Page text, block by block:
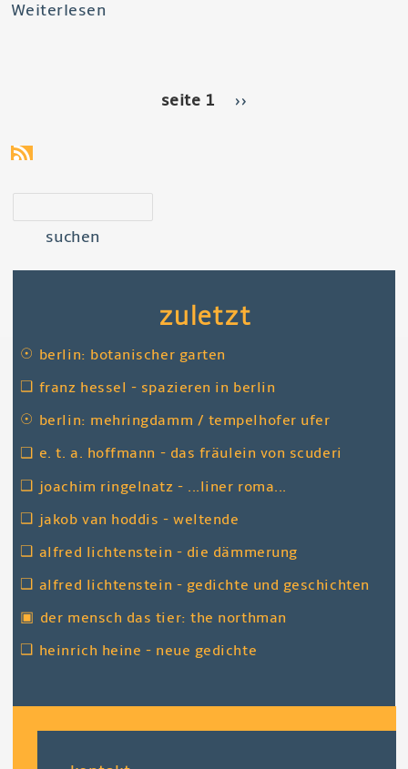
Weiterlesen
seitennummerierung
seite 1
nächste
››
zuletzt
☉ berlin: botanischer garten
❑ franz hessel - spazieren in berlin
☉ berlin: mehringdamm / tempelhofer ufer
❑ e. t. a. hoffmann - das fräulein von scuderi
❑ joachim ringelnatz - ...liner roma...
❑ jakob van hoddis - weltende
❑ alfred lichtenstein - die dämmerung
❑ alfred lichtenstein - gedichte und geschichten
▣ der mensch das tier: the northman
❑ heinrich heine - neue gedichte
fußzeile